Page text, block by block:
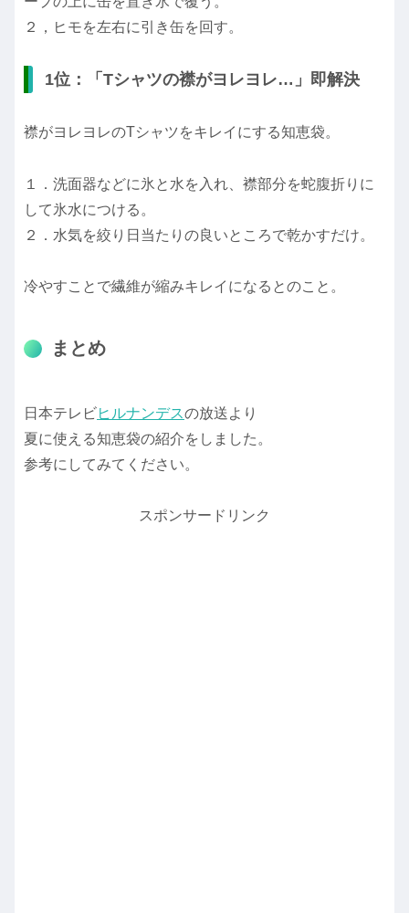
２，ヒモを左右に引き缶を回す。
1位：「Tシャツの襟がヨレヨレ…」即解決
襟がヨレヨレのTシャツをキレイにする知恵袋。
１．洗面器などに氷と水を入れ、襟部分を蛇腹折りに
して氷水につける。
２．水気を絞り日当たりの良いところで乾かすだけ。
冷やすことで繊維が縮みキレイになるとのこと。
まとめ
日本テレビヒルナンデスの放送より
夏に使える知恵袋の紹介をしました。
参考にしてみてください。
スポンサードリンク